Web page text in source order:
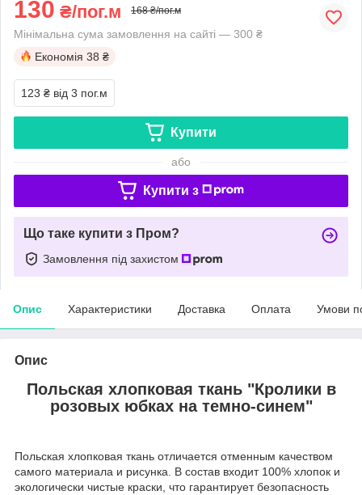
130 ₴/пог.м 168 ₴/пог.м
Мінімальна сума замовлення на сайті — 300 ₴
Економія 38 ₴
123 ₴ від 3 пог.м
Купити
або
Купити з
Що таке купити з Пром?
Замовлення під захистом
Опис Характеристики Доставка Оплата Умови
Опис
Польская хлопковая ткань "Кролики в
розовых юбках на темно-синем"
Польская хлопковая ткань отличается отменным качеством
самого материала и рисунка. В состав входит 100% хлопок и
экологически чистые краски, что гарантирует безопасность